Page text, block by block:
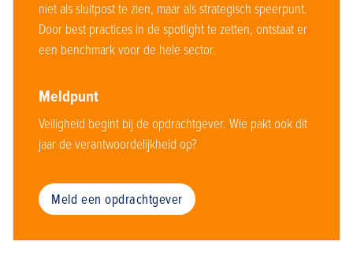
niet als sluitpost te zien, maar als strategisch speerpunt.
Door best practices in de spotlight te zetten, ontstaat er
een benchmark voor de hele sector.
Meldpunt
Veiligheid begint bij de opdrachtgever. Wie pakt ook dit
jaar de verantwoordelijkheid op?
Meld een opdrachtgever